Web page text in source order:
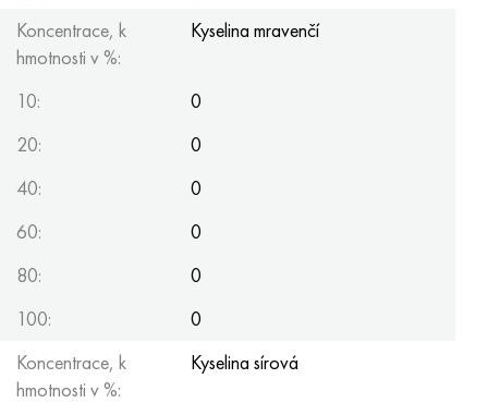
Koncentrace, k
hmotnosti v %:
Kyselina mravenčí
10:
0
20:
0
40:
0
60:
0
80:
0
100:
0
Koncentrace, k
hmotnosti v %:
Kyselina sírová